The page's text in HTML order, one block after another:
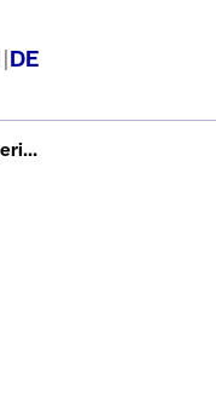
DE
Evotec-Partner STORM Therapeutics präsentiert die Entdeckung des führenden klinischen Kandidaten STC-15 auf der American Chemical Society Fall 2023 Konferenz